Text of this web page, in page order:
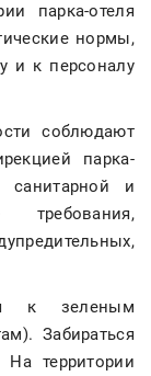
парка-отеля
нормы,
и к персоналу
соблюдают
парка-
санитарной и
к зеленым
Забираться
территории